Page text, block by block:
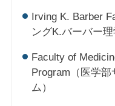
Irving K. Barber
ングK.バーバー理
Faculty of
Program（医学
ム）